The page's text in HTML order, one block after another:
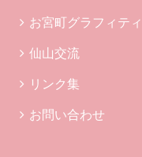
お宮町グラフィティ
仙山交流
リンク集
お問い合わせ